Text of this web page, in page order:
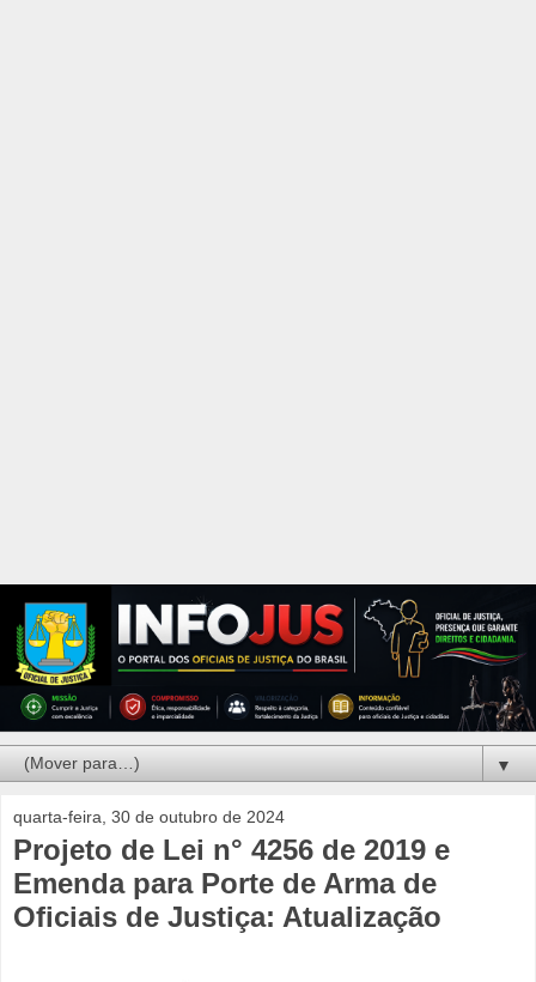
▼
quarta-feira, 30 de outubro de 2024
Projeto de Lei n° 4256 de 2019 e
Emenda para Porte de Arma de
Oficiais de Justiça: Atualização